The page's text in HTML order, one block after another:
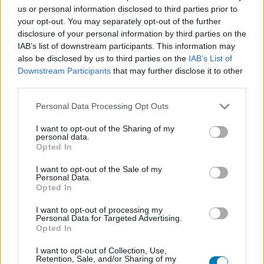
us or personal information disclosed to third parties prior to
your opt-out. You may separately opt-out of the further
disclosure of your personal information by third parties on the
IAB’s list of downstream participants. This information may
also be disclosed by us to third parties on the IAB’s List of
Downstream Participants that may further disclose it to other
Personal Data Processing Opt Outs
I want to opt-out of the Sharing of my
personal data.
Opted In
I want to opt-out of the Sale of my
Personal Data.
Opted In
I want to opt-out of processing my
Personal Data for Targeted Advertising.
Opted In
I want to opt-out of Collection, Use,
Retention, Sale, and/or Sharing of my
Ethinylestradiol / Levonorgestrel (656)
Anticonceptie - eenfase
Seroquel (647)
Psychose / schizofrenie - antipsychotica
Escitalopram (647)
Depressie - antidepressiva SSRI
Amoxicilline (646)
Wellbutrin XR (646)
Verslavingsziekten
Metformine (620)
Diabetes (suikerziekte) - orale middelen
Anticonceptie - overig
Lexapro (509)
Concerta (503)